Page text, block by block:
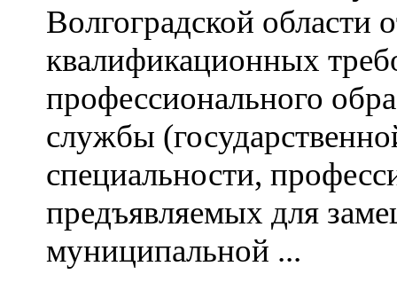
Волгоградской области
квалификационных
профессионального
службы
специальности,
предъявляемых для
муниципальной ...